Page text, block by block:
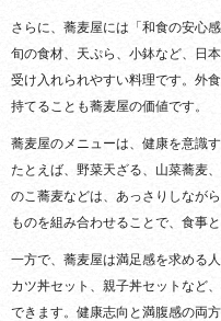
さらに、蕎麦屋には「和食の安心
旬の食材、天ぷら、小鉢など、日
受け入れられやすい料理です。外
持てることも蕎麦屋の価値です。
蕎麦屋のメニューは、健康を意識
たとえば、野菜天ざる、山菜蕎麦
のこ蕎麦などは、あっさりしなが
ものを組み合わせることで、食事
一方で、蕎麦屋は満足感を求める
カツ丼セット、親子丼セットなど
できます。健康志向と満腹感の両